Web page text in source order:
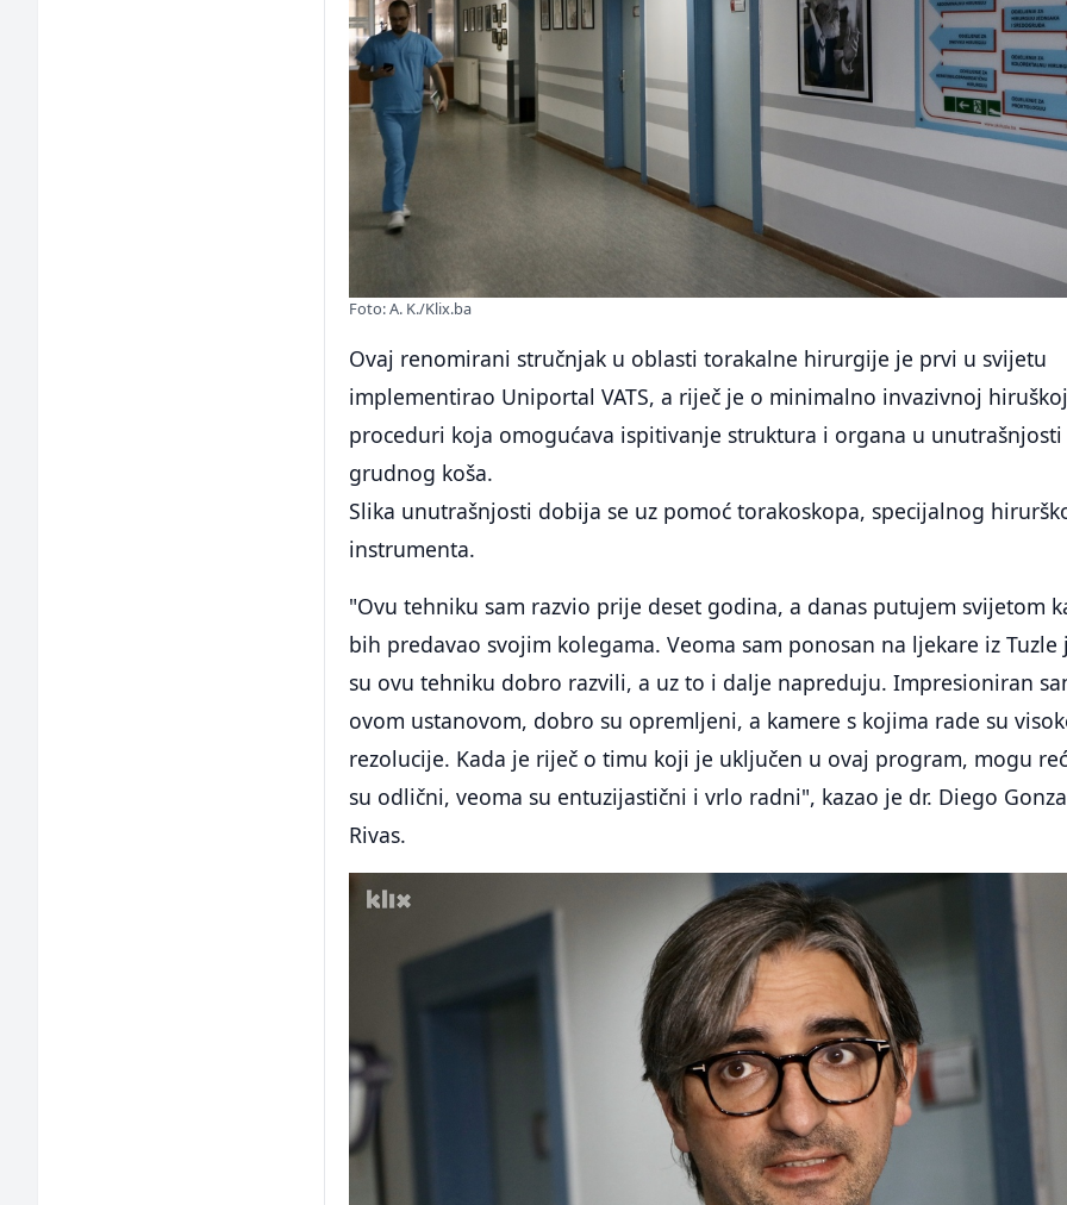
Foto: A. K./Klix.ba
Ovaj renomirani stručnjak u oblasti torakalne hirurgije je prvi u svijetu
implementirao Uniportal VATS, a riječ je o minimalno invazivnoj
proceduri koja omogućava ispitivanje struktura i organa u unutrašnjosti
grudnog koša.
Slika unutrašnjosti dobija se uz pomoć torakoskopa, specijalnog
instrumenta.
"Ovu tehniku sam razvio prije deset godina, a danas putujem svijetom
bih predavao svojim kolegama. Veoma sam ponosan na ljekare iz Tuzle
su ovu tehniku dobro razvili, a uz to i dalje napreduju. Impresioniran
ovom ustanovom, dobro su opremljeni, a kamere s kojima rade su
rezolucije. Kada je riječ o timu koji je uključen u ovaj program, mogu
su odlični, veoma su entuzijastični i vrlo radni", kazao je dr. Diego
Rivas.